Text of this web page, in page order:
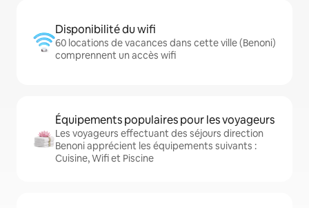
Disponibilité du wifi
60 locations de vacances dans cette ville (Benoni)
comprennent un accès wifi
Équipements populaires pour les voyageurs
Les voyageurs effectuant des séjours direction
Benoni apprécient les équipements suivants :
Cuisine, Wifi et Piscine